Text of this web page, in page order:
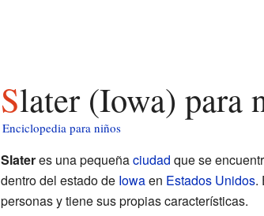
Slater (Iowa) para
Enciclopedia para niños
Slateres una pequeñaciudad que se
dentro del estado de Iowaen Estados Unidos.
personas y tiene sus propias características.